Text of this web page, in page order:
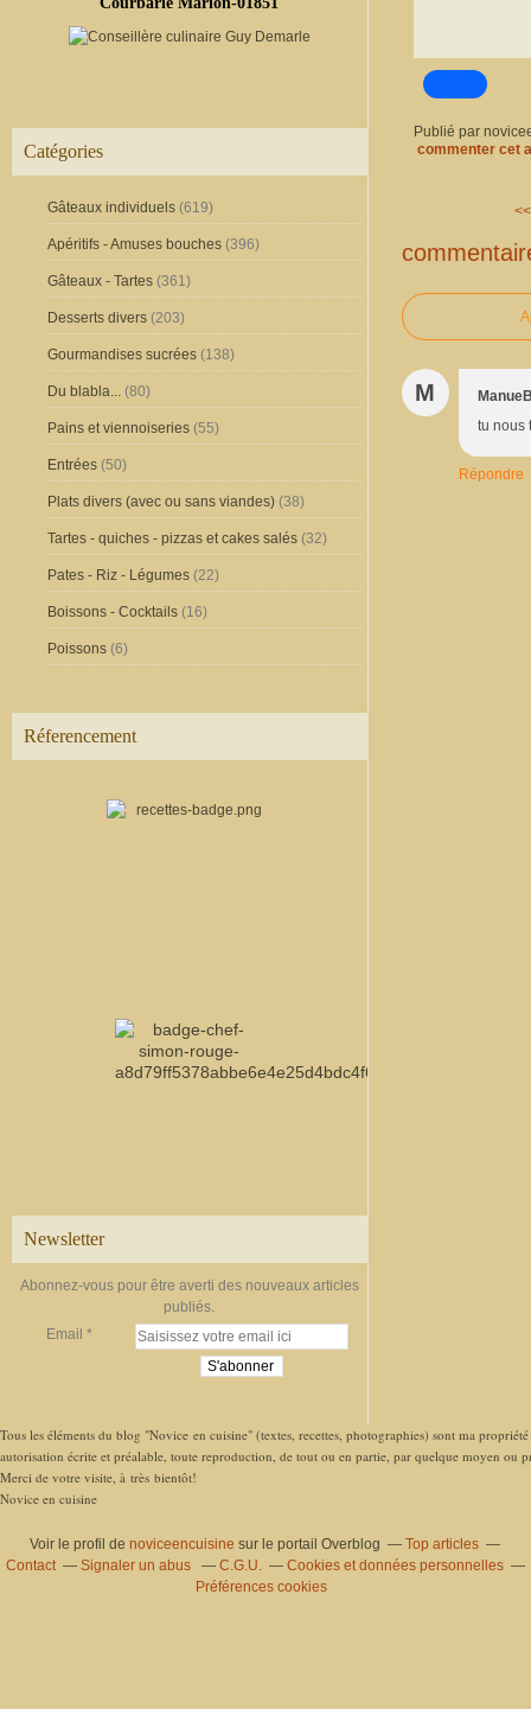
Catégories
Gâteaux individuels (619)
Apéritifs - Amuses bouches (396)
Gâteaux - Tartes (361)
Desserts divers (203)
Gourmandises sucrées (138)
Du blabla... (80)
Pains et viennoiseries (55)
Entrées (50)
Plats divers (avec ou sans viandes) (38)
Tartes - quiches - pizzas et cakes salés (32)
Pates - Riz - Légumes (22)
Boissons - Cocktails (16)
Poissons (6)
Réferencement
Newsletter
Abonnez-vous pour être averti des nouveaux articles
publiés.
Email
Publié par
commenter cet
M
tu nous
Répondre
Tous les éléments du blog "Novice en cuisine" (textes, recettes, photographies) sont ma
autorisation écrite et préalable, toute reproduction, de tout ou en partie, par quelque moyen ou
Merci de votre visite, à très bientôt!
Novice en cuisine
Voir le profil denoviceencuisine sur le portail Overblog
Top articles
Contact
Signaler un abus C.G.U.
Cookies et données personnelles
Préférences cookies